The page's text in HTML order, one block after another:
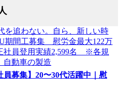
員募集】20〜30代活躍中｜慰